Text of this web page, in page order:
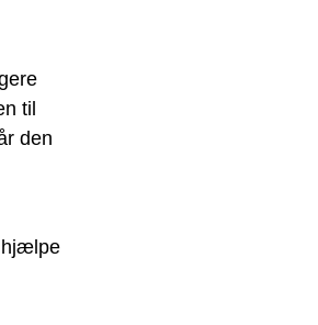
til
den
hjælpe